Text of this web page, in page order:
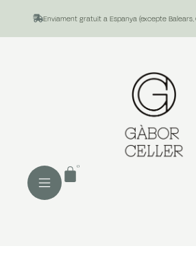
Enviament gratuït a Espanya (excepte Balears,
0